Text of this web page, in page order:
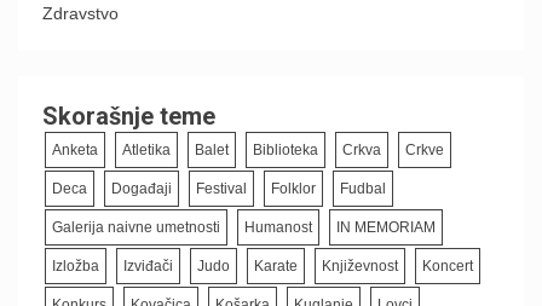
Zdravstvo
Skorašnje teme
Anketa Atletika Balet Biblioteka Crkva Crkve
Deca Događaji Festival Folklor Fudbal
Galerija naivne umetnosti Humanost IN MEMORIAM
Izložba Izviđači Judo Karate Književnost Koncert